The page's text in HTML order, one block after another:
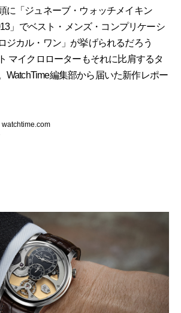
に「ジュネーブ・ウォッチメイキン
」でベスト・メンズ・コンプリケーシ
ジカル・ワン」が挙げられるだろう
マイクロローターもそれに比肩するタ
WatchTime編集部から届いた新作レポー